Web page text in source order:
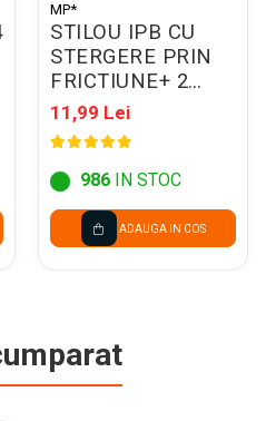
MP*
STILOU IPB CU
STERGERE PRIN
FRICTIUNE+ 2
REZERVE, IN
BLISTER PE543
11,99 Lei
986 IN STOC
ADAUGA IN COS